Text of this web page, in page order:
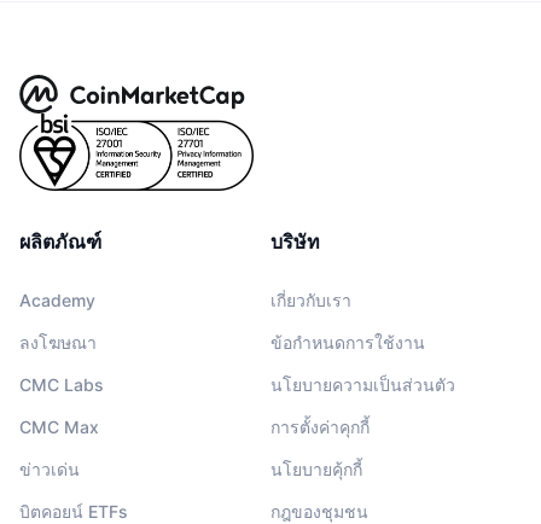
ผลิตภัณฑ์
Academy
ลงโฆษณา
CMC Labs
CMC Max
ข่าวเด่น
บิตคอยน์ ETFs
บริษัท
เกี่ยวกับเรา
ข้อกำหนดการใช้งาน
นโยบายความเป็นส่วนตัว
การตั้งค่าคุกกี้
นโยบายคุ้กกี้
กฎของชุมชน